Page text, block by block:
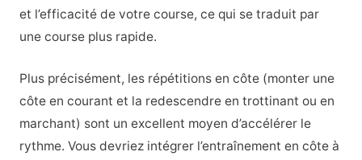
et l’efficacité de votre course, ce qui se traduit par
une course plus rapide.
Plus précisément, les répétitions en côte (monter une
côte en courant et la redescendre en trottinant ou en
marchant) sont un excellent moyen d’accélérer le
rythme. Vous devriez intégrer l’entraînement en côte à